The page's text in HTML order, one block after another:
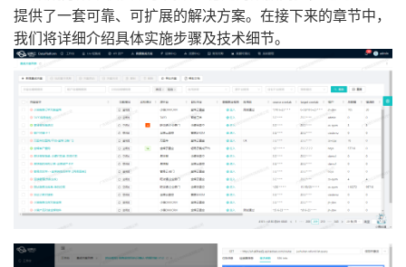
提供了一套可靠、可扩展的解决方案。在接下来的章节中，
我们将详细介绍具体实施步骤及技术细节。